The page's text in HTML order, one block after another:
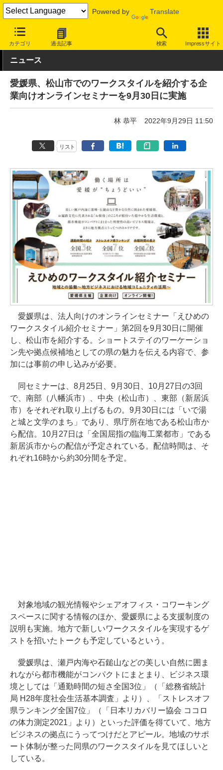
Powered by Translate
カテゴリ 過去記事 検索 Impressサイト
INTERNET Watch トピック ワーケーション
ニュース
愛媛県、松山市でのワークスタイルを紹介する企
業向けオンラインセミナーを9月30日に実施
林 恭平 2022年9月29日 11:50
リスト
愛媛県は、法人向けのオンラインセミナー「えひめの
ワークスタイル紹介セミナー」第2回を9月30日に開催
し、松山市を紹介する。ショートステイのワーケーショ
ン先や拠点候補地としての県の魅力を伝える内容で、参
加には事前の申し込みが必要。
同セミナーは、8月25日、9月30日、10月27日の3回
で、南部（八幡浜市）、中央（松山市）、東部（新居浜
市）をそれぞれ取り上げるもの。9月30日には「いで湯
と城と文学のまち」であり、県庁所在地である松山市か
ら配信。10月27日は「全国屈指の臨海工業都市」である
新居浜市からの配信が予定されている。配信時間は、そ
れぞれ16時から約30分間を予定。
対象地域の観光情報やシェアオフィス・コワーキング
スペースに関する情報のほか、愛媛県による支援制度の
説明も実施。地方で新しいワークスタイルを実現するゲ
ストを招いたトークも予定しているという。
愛媛県は、瀬戸内海や石鎚山などの美しい自然に囲ま
れながら都市機能がコンパクトにまとまり、ビジネス環
境としては「通勤時間の短さ全国3位」（「総務省統計
局 H28年度社会生活基本調査」より）、「ストレスオフ
県ランキング全国7位」（「日本リカバリー協会 ココロ
の体力測定2021」より）といった評価を得ていて、地方
ビジネスの拠点にうってつけだとアピール。地域のサポ
ート体制が整った同県のワークスタイルを見てほしいと
している。